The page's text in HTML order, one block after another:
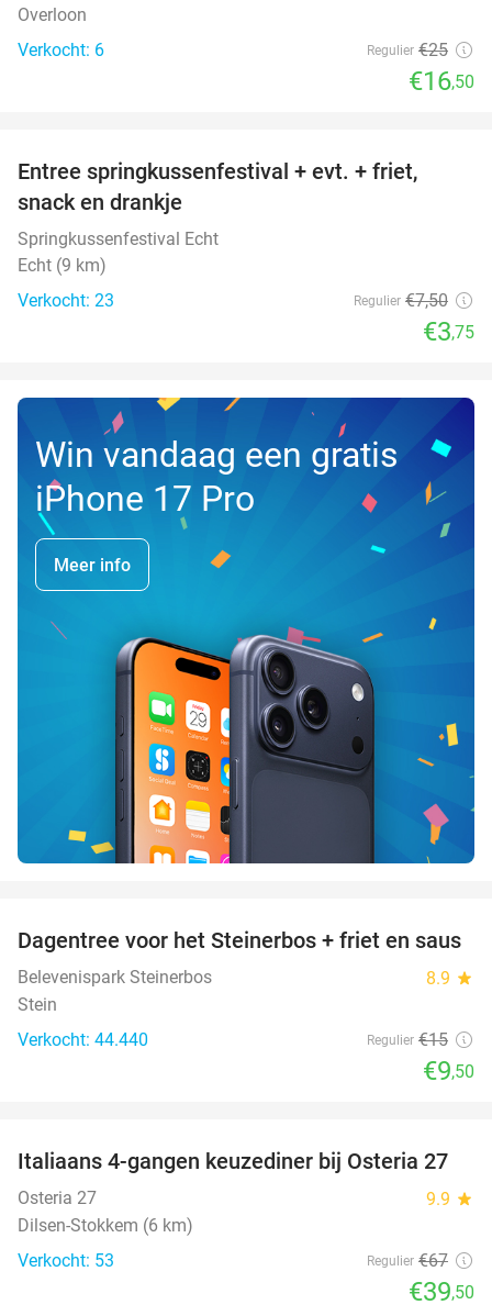
Overloon
Verkocht: 6
Regulier €25
€16,50
TODAY
Entree springkussenfestival + evt. + friet,
snack en drankje
Springkussenfestival Echt
Echt (9 km)
Verkocht: 23
Regulier €7,50
€3,75
Win vandaag een gratis
iPhone 17 Pro
Meer info
37%
Dagentree voor het Steinerbos + friet en saus
Belevenispark Steinerbos 8.9 star
Stein
Verkocht: 44.440
Regulier €15
€9,50
41%
Italiaans 4-gangen keuzediner bij Osteria 27
Osteria 27 9.9 star
Dilsen-Stokkem (6 km)
Verkocht: 53
Regulier €67
€39,50